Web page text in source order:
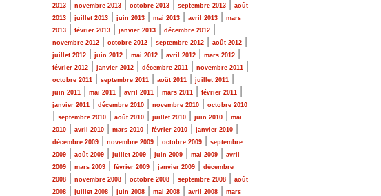
2013
novembre 2013 octobre 2013 septembre 2013
août
2013
juillet 2013 juin 2013 mai 2013 avril 2013
mars
2013
février 2013 janvier 2013 décembre 2012
novembre 2012 octobre 2012 septembre 2012 août 2012
juillet 2012 juin 2012 mai 2012 avril 2012 mars 2012
février 2012 janvier 2012 décembre 2011 novembre 2011
octobre 2011 septembre 2011 août 2011 juillet 2011
juin 2011 mai 2011 avril 2011 mars 2011 février 2011
janvier 2011 décembre 2010 novembre 2010 octobre 2010
septembre 2010 août 2010 juillet 2010 juin 2010
mai
2010
avril 2010 mars 2010 février 2010 janvier 2010
décembre 2009 novembre 2009 octobre 2009
septembre
2009
août 2009 juillet 2009 juin 2009 mai 2009
avril
2009
mars 2009 février 2009 janvier 2009
décembre
2008
novembre 2008 octobre 2008 septembre 2008
août
2008
juillet 2008 juin 2008 mai 2008 avril 2008
mars